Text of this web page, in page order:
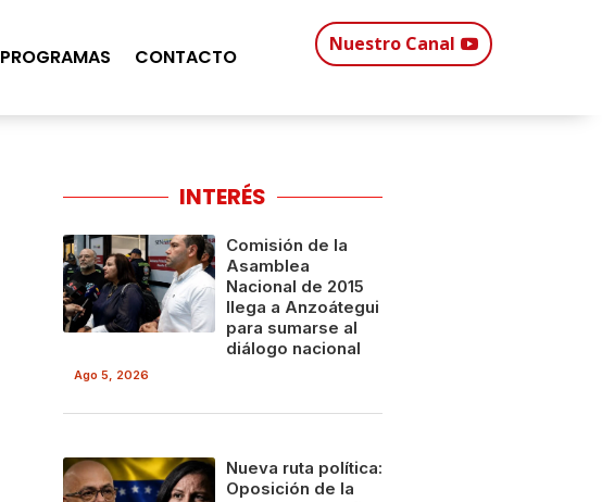
PROGRAMAS CONTACTO
Nuestro Canal
INTERÉS
Comisión de la
Asamblea
Nacional de 2015
llega a Anzoátegui
para sumarse al
diálogo nacional
Ago 5, 2026
Nueva ruta política:
Oposición de la